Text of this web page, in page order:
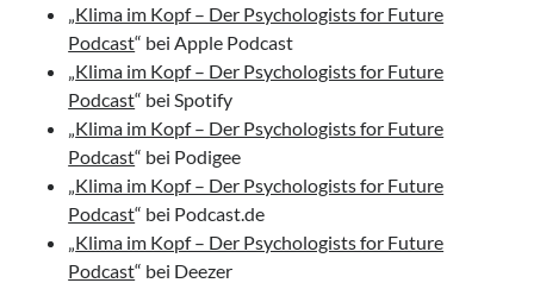
Klima im Kopf – Der Psychologists for Future
Podcast“ bei Apple Podcast
Klima im Kopf – Der Psychologists for Future
Podcast“ bei Spotify
Klima im Kopf – Der Psychologists for Future
Podcast“ bei Podigee
Klima im Kopf – Der Psychologists for Future
Podcast“ bei Podcast.de
Klima im Kopf – Der Psychologists for Future
Podcast“ bei Deezer